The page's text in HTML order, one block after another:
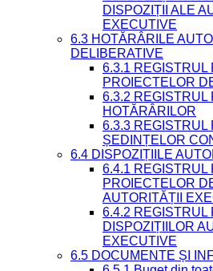
DISPOZIȚII ALE
EXECUTIVE
6.3 HOTĂRÂRILE
DELIBERATIVE
6.3.1
PROIECTELOR
6.3.2
HOTĂRÂRILOR
6.3.3
ȘEDINȚELOR
6.4 DISPOZIȚIILE
6.4.1
PROIECTELOR
AUTORITĂȚII
6.4.2
DISPOZIȚIILOR
EXECUTIVE
6.5 DOCUMENTE ȘI